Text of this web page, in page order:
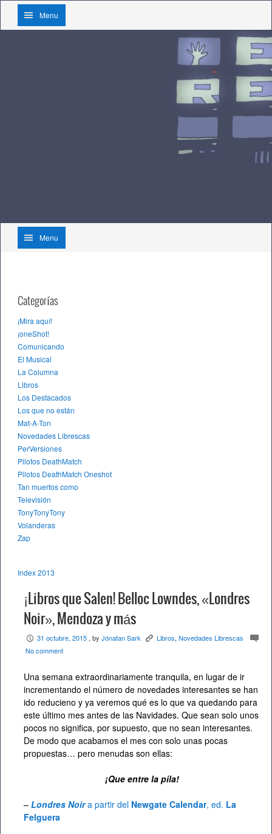
Menu
Menu
Categorías
¡Mira aquí!
¡oneShot!
Comunicando
El Musical
La Columna
Libros
Los Destacados
Los que no están
Mat-A-Ton
Novedades Librescas
PerVersiones
Pilotos DeathMatch
Pilotos DeathMatch Oneshot
Tan muertos como
Televisión
TonyTonyTony
Volanderas
Zap
Index 2013
¡Libros que Salen! Belloc Lowndes, «Londres
Noir», Mendoza y más
P 31 octubre, 2015 , by Jónatan Sark K Libros,Novedades Librescas c
No comment
Una semana extraordinariamente tranquila, en lugar de ir
incrementando el número de novedades interesantes se han
ido reducieno y ya veremos qué es lo que va quedando para
este último mes antes de las Navidades. Que sean solo unos
pocos no significa, por supuesto, que no sean interesantes.
De modo que acabamos el mes con solo unas pocas
propuestas… pero menudas son ellas:
¡Que entre la pila!
– Londres Noira partir del Newgate Calendar, ed. La
Felguera